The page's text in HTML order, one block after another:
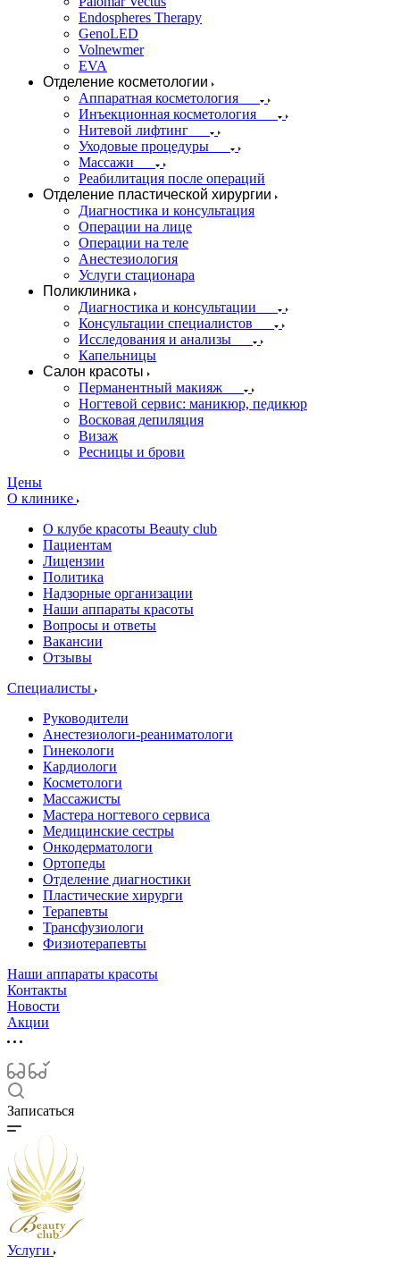
Endospheres Therapy
GenoLED
Volnewmer
EVA
Отделение косметологии
Аппаратная косметология
Инъекционная косметология
Нитевой лифтинг
Уходовые процедуры
Массажи
Реабилитация после операций
Отделение пластической хирургии
Диагностика и консультация
Операции на лице
Операции на теле
Анестезиология
Услуги стационара
Поликлиника
Диагностика и консультации
Консультации специалистов
Исследования и анализы
Капельницы
Салон красоты
Перманентный макияж
Ногтевой сервис: маникюр, педикюр
Восковая депиляция
Визаж
Ресницы и брови
Цены
О клинике
О клубе красоты Beauty club
Пациентам
Лицензии
Политика
Надзорные организации
Наши аппараты красоты
Вопросы и ответы
Вакансии
Отзывы
Специалисты
Руководители
Анестезиологи-реаниматологи
Гинекологи
Кардиологи
Косметологи
Массажисты
Мастера ногтевого сервиса
Медицинские сестры
Онкодерматологи
Ортопеды
Отделение диагностики
Пластические хирурги
Терапевты
Трансфузиологи
Физиотерапевты
Наши аппараты красоты
Контакты
Новости
Акции
Записаться
Услуги